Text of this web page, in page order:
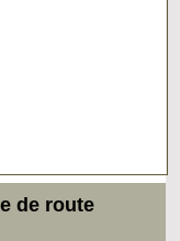
de route